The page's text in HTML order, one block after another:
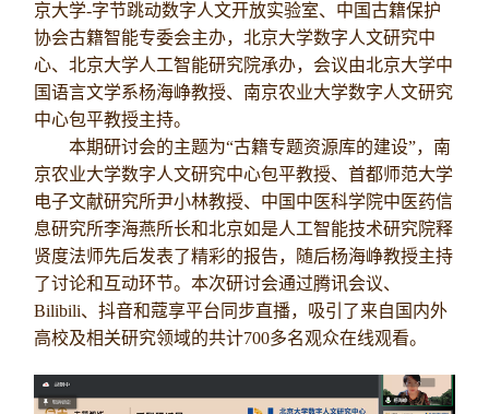
学生
校友
京大学-字节跳动数字人文开放实验室、中国古籍保护
协会古籍智能专委会主办，北京大学数字人文研究中
心、北京大学人工智能研究院承办，会议由北京大学中
国语言文学系杨海峥教授、南京农业大学数字人文研究
中心包平教授主持。
本期研讨会的主题为“古籍专题资源库的建设”，南
京农业大学数字人文研究中心包平教授、首都师范大学
电子文献研究所尹小林教授、中国中医科学院中医药信
息研究所李海燕所长和北京如是人工智能技术研究院释
贤度法师先后发表了精彩的报告，随后杨海峥教授主持
了讨论和互动环节。本次研讨会通过腾讯会议、
Bilibili、抖音和蔻享平台同步直播，吸引了来自国内外
高校及相关研究领域的共计700多名观众在线观看。